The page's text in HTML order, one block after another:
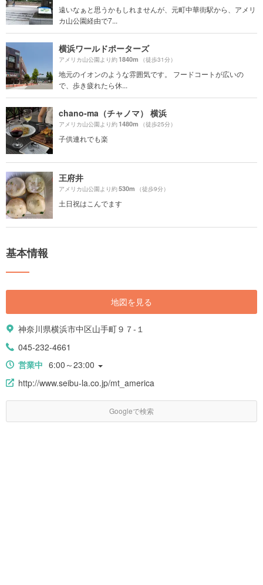
遠いなぁと思うかもしれませんが、元町中華街駅から、アメリ
カ山公園経由で7...
横浜ワールドポーターズ
アメリカ山公園より約1840m （徒歩31分）
地元のイオンのような雰囲気です。 フードコートが広いの
で、歩き疲れたら休...
chano-ma（チャノマ） 横浜
アメリカ山公園より約1480m （徒歩25分）
子供連れでも楽
王府井
アメリカ山公園より約530m （徒歩9分）
土日祝はこんでます
基本情報
地図を見る
神奈川県横浜市中区山手町９７-１
045-232-4661
営業中 6:00～23:00
http://www.seibu-la.co.jp/mt_america
Googleで検索